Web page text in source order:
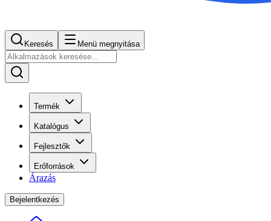
Keresés Menü megnyitása
Termék
Katalógus
Fejlesztők
Erőforrások
Árazás
Bejelentkezés